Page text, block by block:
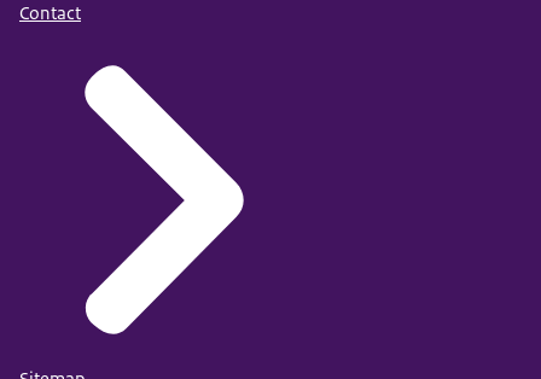
Contact